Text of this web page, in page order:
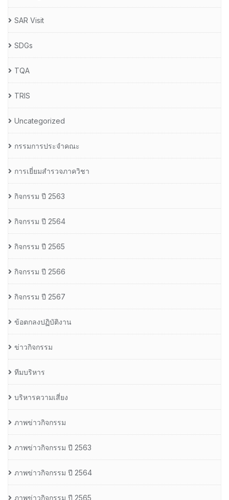
SAR Visit
SDGs
TQA
TRIS
Uncategorized
กรรมการประจำคณะ
การเยี่ยมสำรวจภาควิชา
กิจกรรม ปี 2563
กิจกรรม ปี 2564
กิจกรรม ปี 2565
กิจกรรม ปี 2566
กิจกรรม ปี 2567
ข้อตกลงปฏิบัติงาน
ข่าวกิจกรรม
ทีมบริหาร
บริหารความเสี่ยง
ภาพข่าวกิจกรรม
ภาพข่าวกิจกรรม ปี 2563
ภาพข่าวกิจกรรม ปี 2564
ภาพข่าวกิจกรรม ปี 2565